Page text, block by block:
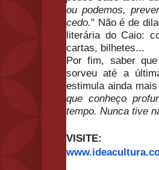
ou podemos,
cedo." Não é de
literária do Caio:
cartas, bilhetes...
Por fim, saber
sorveu até a
estimula ainda
que conheço
tempo. Nunca tive
VISITE: